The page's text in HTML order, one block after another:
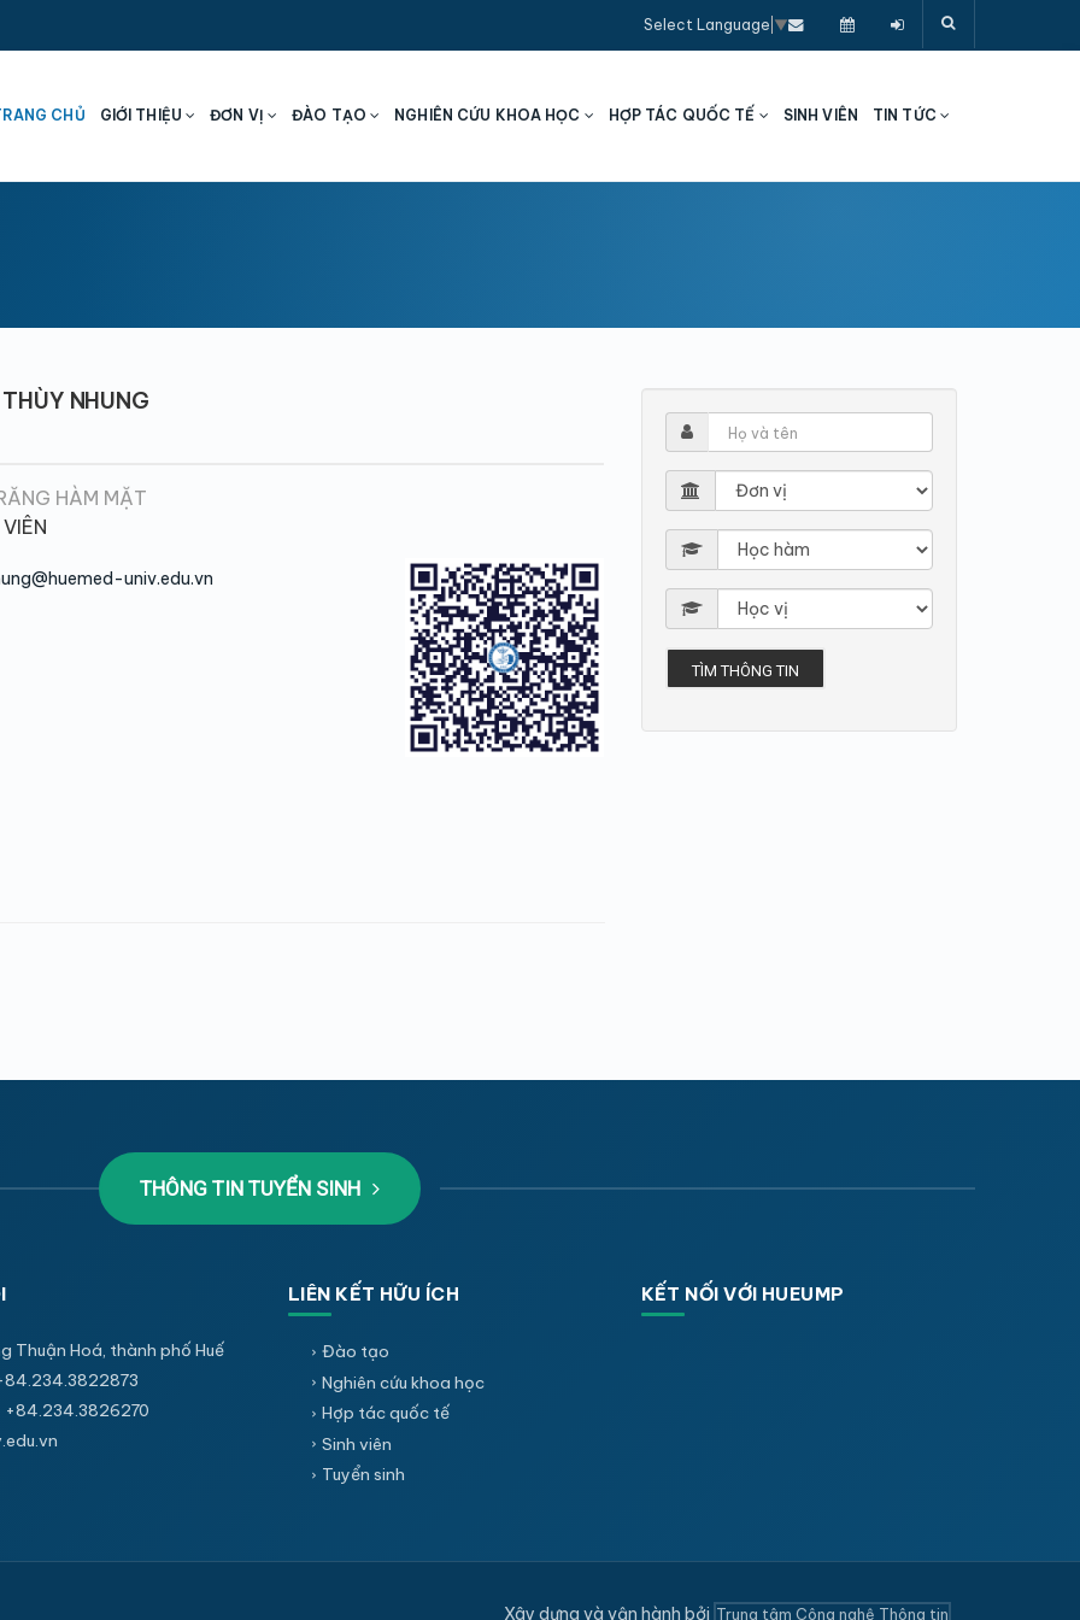
Select Language ▼
CHỦ GIỚI THIỆU ĐƠN VỊ ĐÀO TẠO NGHIÊN CỨU KHOA HỌC HỢP TÁC QUỐC TẾ SINH VIÊN TIN TỨC
NHUNG
HÀM MẶT
univ.edu.vn
TÌM THÔNG TIN
THÔNG TIN TUYỂN SINH
Thuận Hoá, thành phố Huế
LIÊN KẾT HỮU ÍCH
Đào tạo
Nghiên cứu khoa học
Hợp tác quốc tế
Sinh viên
Tuyển sinh
KẾT NỐI VỚI HUEUMP
Xây dựng và vận hành bởi Trung tâm Công nghệ Thông tin